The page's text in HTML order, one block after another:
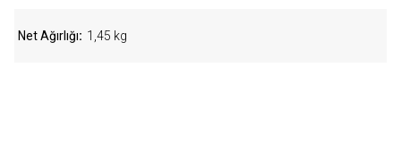
Net Ağırlığı 1,45 kg